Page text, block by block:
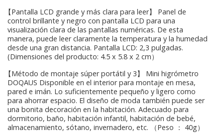
【Pantalla LCD grande y más clara para leer】 Panel de
control brillante y negro con pantalla LCD para una
visualización clara de las pantallas numéricas. De esta
manera, puede leer claramente la temperatura y la humedad
desde una gran distancia. Pantalla LCD: 2,3 pulgadas.
(Dimensiones del producto: 4.5 x 5.8 x 2 cm）
【Método de montaje súper portátil y 3】 Mini higrómetro
DOQAUS Disponible en el interior para montaje en mesa,
pared e imán. Lo suficientemente pequeño y ligero como
para ahorrar espacio. El diseño de moda también puede ser
una bonita decoración en la habitación. Adecuado para
dormitorio, baño, habitación infantil, habitación de bebé,
almacenamiento, sótano, invernadero, etc. （Peso ： 40g）